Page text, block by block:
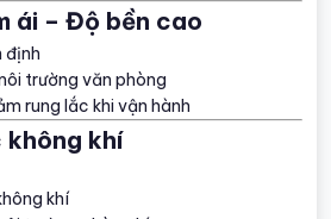
ái – Độ bền cao
định
trường văn phòng
rung lắc khi vận hành
không khí
khí